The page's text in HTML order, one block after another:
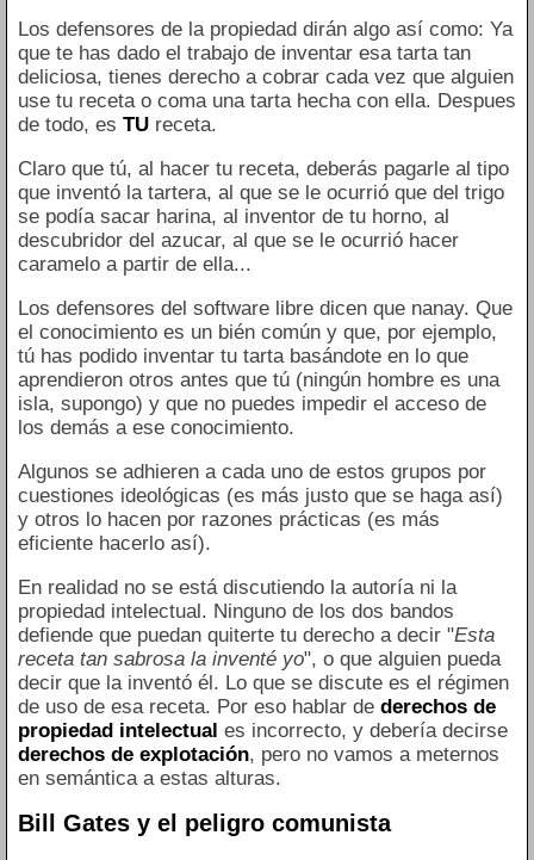
Los defensores de la propiedad dirán algo así como: Ya
que te has dado el trabajo de inventar esa tarta tan
deliciosa, tienes derecho a cobrar cada vez que alguien
use tu receta o coma una tarta hecha con ella. Despues
de todo, es TUreceta.
Claro que tú, al hacer tu receta, deberás pagarle al tipo
que inventó la tartera, al que se le ocurrió que del trigo
se podía sacar harina, al inventor de tu horno, al
descubridor del azucar, al que se le ocurrió hacer
caramelo a partir de ella...
Los defensores del software libre dicen que nanay. Que
el conocimiento es un bién común y que, por ejemplo,
tú has podido inventar tu tarta basándote en lo que
aprendieron otros antes que tú (ningún hombre es una
isla, supongo) y que no puedes impedir el acceso de
los demás a ese conocimiento.
Algunos se adhieren a cada uno de estos grupos por
cuestiones ideológicas (es más justo que se haga así)
y otros lo hacen por razones prácticas (es más
eficiente hacerlo así).
En realidad no se está discutiendo la autoría ni la
propiedad intelectual. Ninguno de los dos bandos
defiende que puedan quiterte tu derecho a decir "Esta
receta tan sabrosa la inventé yo", o que alguien pueda
decir que la inventó él. Lo que se discute es el régimen
de uso de esa receta. Por eso hablar de derechos de
propiedad intelectual es incorrecto, y debería decirse
derechos de explotación, pero no vamos a meternos
en semántica a estas alturas.
Bill Gates y el peligro comunista